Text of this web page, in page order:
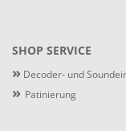
SHOP SERVICE
» Decoder- und
» Patinierung